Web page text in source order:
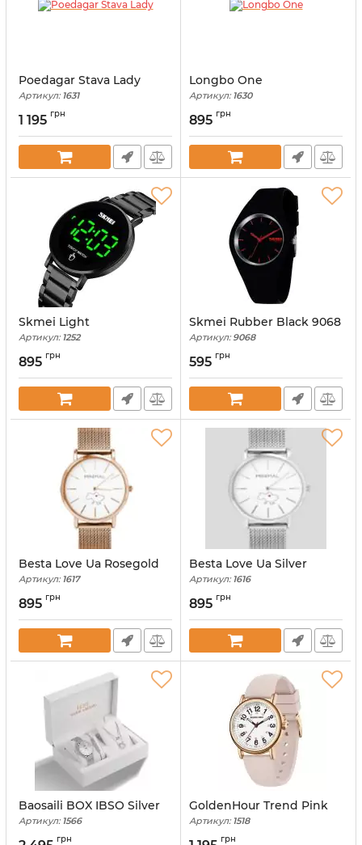
Poedagar Stava Lady
Артикул:1631
1 195 грн
Longbo One
Артикул:1630
895 грн
Skmei Light
Артикул:1252
895 грн
Skmei Rubber Black 9068
Артикул:9068
595 грн
Besta Love Ua Rosegold
Артикул:1617
895 грн
Besta Love Ua Silver
Артикул:1616
895 грн
Baosaili BOX IBSO Silver
Артикул:1566
грн
GoldenHour Trend Pink
Артикул:1518
грн